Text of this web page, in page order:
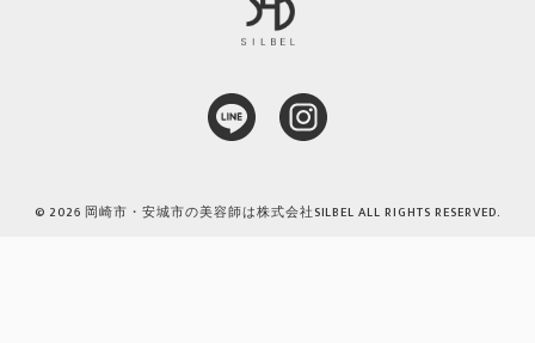
© 2026 岡崎市・安城市の美容師は株式会社SILBEL ALL RIGHTS RESERVED.